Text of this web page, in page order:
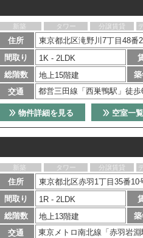
新築 タワー 分譲賃貸
住所
東京都北区滝野川7丁目48番
間取り
1K - 2LDK
総階数
地上15階建
交通
都営三田線「西巣鴨駅」徒歩
空室一
物件詳細を見る
新築 タワー 分譲賃貸
住所
東京都北区赤羽1丁目35番10
間取り
1R - 2LDK
総階数
地上13階建
交通
東京メトロ南北線「赤羽岩淵